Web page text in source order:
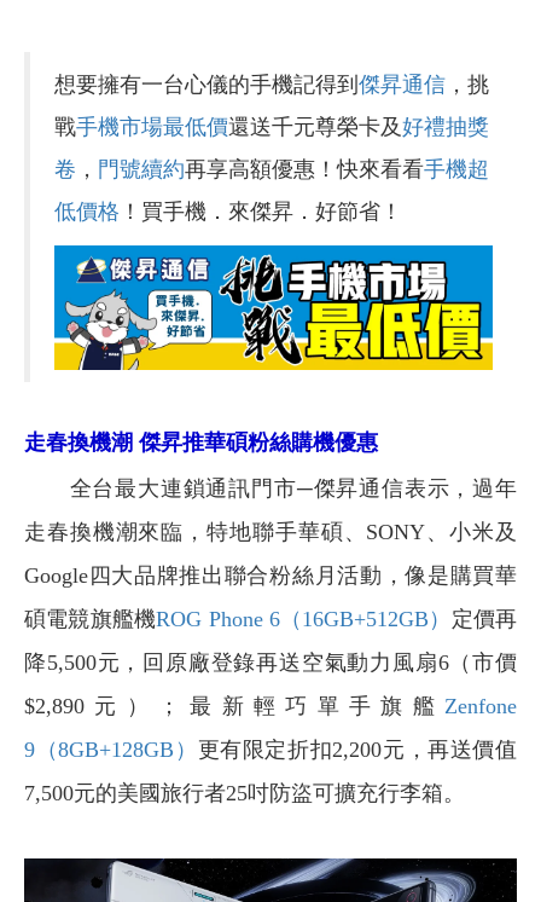
想要擁有一台心儀的手機記得到傑昇通信 ，挑
戰手機市場最低價還送千元尊榮卡及好禮抽獎
卷 ， 門號續約再享高額優惠！快來看看手機超
低價格 ！買手機．來傑昇．好節省！
走春換機潮 傑昇推華碩粉絲購機優惠
全台最大連鎖通訊門市─傑昇通信表示，過年
走春換機潮來臨，特地聯手華碩、SONY、小米及
Google四大品牌推出聯合粉絲月活動，像是購買華
碩電競旗艦機ROG Phone 6（16GB+512GB） 定價再
降5,500元，回原廠登錄再送空氣動力風扇6（市價
$2,890元）；最新輕巧單手旗艦 Zenfone
9（8GB+128GB） 更有限定折扣2,200元，再送價值
7,500元的美國旅行者25吋防盜可擴充行李箱。